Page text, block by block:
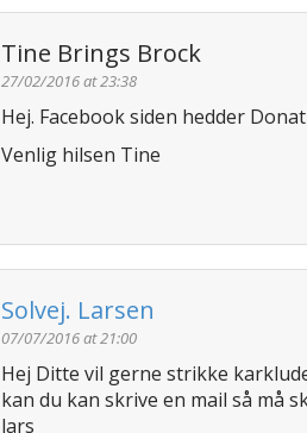
Tine Brings Brock
27/02/2016 at 23:38
Hej. Facebook siden hedder
Venlig hilsen Tine
Solvej. Larsen
07/07/2016 at 21:00
Hej Ditte vil gerne strikke
kan du kan skrive en mail så må
lars